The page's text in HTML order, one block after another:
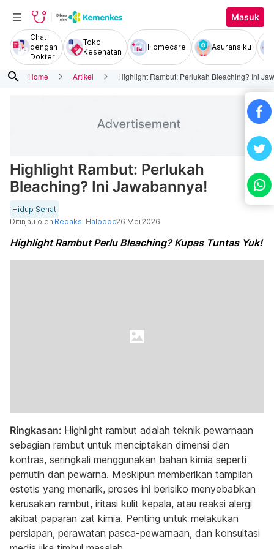
Masuk
Chat
dengan
Dokter
Toko
Kesehatan
Homecare Asuransiku
search Home Artikel Highlight Rambut: Perlukah Bleaching? Ini
Highlight Rambut: Perlukah
Bleaching? Ini Jawabannya!
Hidup Sehat
Ditinjau oleh Redaksi Halodoc26 Mei 2026
Highlight Rambut Perlu Bleaching? Kupas Tuntas Yuk!
Ringkasan: Highlight rambut adalah teknik pewarnaan
sebagian rambut untuk menciptakan dimensi dan
kontras, seringkali menggunakan bahan kimia seperti
pemutih dan pewarna. Meskipun memberikan tampilan
estetis yang menarik, proses ini berisiko menyebabkan
kerusakan rambut, iritasi kulit kepala, atau reaksi alergi
akibat paparan zat kimia. Penting untuk melakukan
persiapan, perawatan pasca-pewarnaan, dan konsultasi